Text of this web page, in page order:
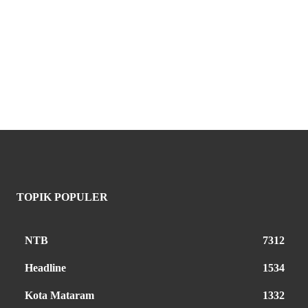
TOPIK POPULER
NTB 7312
Headline 1534
Kota Mataram 1332